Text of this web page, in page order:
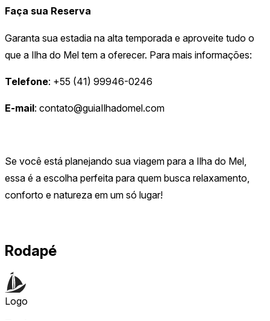
Faça sua Reserva
Garanta sua estadia na alta temporada e aproveite tudo o
que a Ilha do Mel tem a oferecer. Para mais informações:
Telefone: +55 (41) 99946-0246
E-mail: contato@guiaIlhadomel.com
Se você está planejando sua viagem para a Ilha do Mel,
essa é a escolha perfeita para quem busca relaxamento,
conforto e natureza em um só lugar!
Rodapé
Logo